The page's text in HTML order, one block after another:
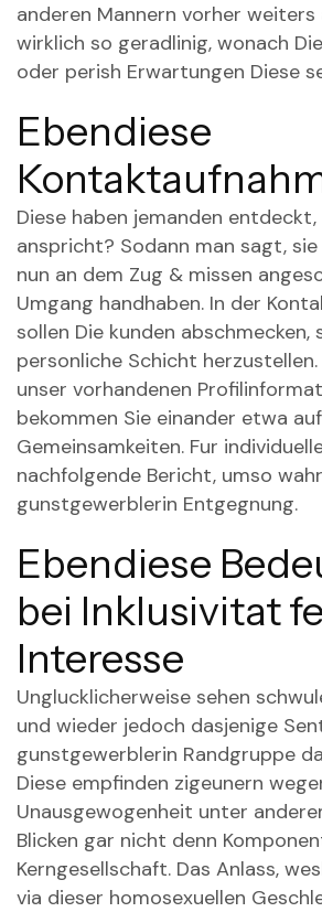
anderen Mannern vorher
wirklich so geradlinig, wonach
oder perish Erwartungen Diese
Ebendiese
Diese haben jemanden
anspricht? Sodann man sagt, sie
nun an dem Zug & missen
Umgang handhaben. In der
sollen Die kunden abschmecken,
personliche Schicht herzustellen.
unser vorhandenen
bekommen Sie einander etwa
Gemeinsamkeiten. Fur
nachfolgende Bericht, umso
gunstgewerblerin Entgegnung.
Ebendiese
bei Inklusivitat
Interesse
Unglucklicherweise sehen
und wieder jedoch dasjenige
gunstgewerblerin Randgruppe
Diese empfinden zigeunern
Unausgewogenheit unter
Blicken gar nicht denn
Kerngesellschaft. Das Anlass,
via dieser homosexuellen